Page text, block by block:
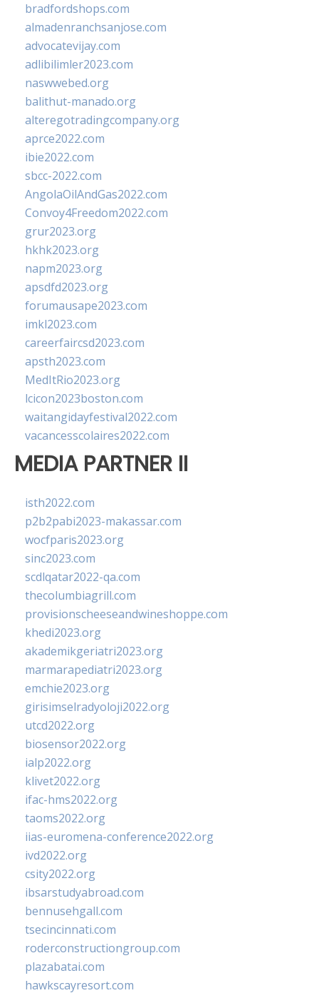
bradfordshops.com
almadenranchsanjose.com
advocatevijay.com
adlibilimler2023.com
naswwebed.org
balithut-manado.org
alteregotradingcompany.org
aprce2022.com
ibie2022.com
sbcc-2022.com
AngolaOilAndGas2022.com
Convoy4Freedom2022.com
grur2023.org
hkhk2023.org
napm2023.org
apsdfd2023.org
forumausape2023.com
imkl2023.com
careerfaircsd2023.com
apsth2023.com
MedItRio2023.org
lcicon2023boston.com
waitangidayfestival2022.com
vacancesscolaires2022.com
MEDIA PARTNER II
isth2022.com
p2b2pabi2023-makassar.com
wocfparis2023.org
sinc2023.com
scdlqatar2022-qa.com
thecolumbiagrill.com
provisionscheeseandwineshoppe.com
khedi2023.org
akademikgeriatri2023.org
marmarapediatri2023.org
emchie2023.org
girisimselradyoloji2022.org
utcd2022.org
biosensor2022.org
ialp2022.org
klivet2022.org
ifac-hms2022.org
taoms2022.org
iias-euromena-conference2022.org
ivd2022.org
csity2022.org
ibsarstudyabroad.com
bennusehgall.com
tsecincinnati.com
roderconstructiongroup.com
plazabatai.com
hawkscayresort.com